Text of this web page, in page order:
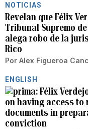
NOTICIAS
Revelan que Félix
Tribunal Supremo
alega robo de la
Rico
Por Alex Figueroa
ENGLISH
Félix
on having access to
documents in
conviction